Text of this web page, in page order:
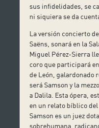
sus infidelidades, se
ni siquiera se da
La versión concierto
Saëns, sonará en la
Miguel Pérez-Sierra
coro que participará
de León, galardonado
será Samson y la
a Dalila. Esta ópera,
en un relato bíblico
Samson es un juez
sobrehumana,